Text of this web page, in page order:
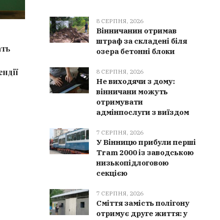
8 СЕРПНЯ, 2026
На Вінниччині судитимуть двох
млн грн держпідприємства
8 СЕРПНЯ, 2026
Вінничанин отримав
штраф за складені біля
озера бетонні блоки
8 СЕРПНЯ, 2026
Не виходячи з дому:
вінничани можуть
отримувати
адмінпослуги з виїздом
7 СЕРПНЯ, 2026
У Вінницю прибули перші
Tram 2000 із заводською
низькопідлоговою
секцією
7 СЕРПНЯ, 2026
Сміття замість полігону
отримує друге життя: у